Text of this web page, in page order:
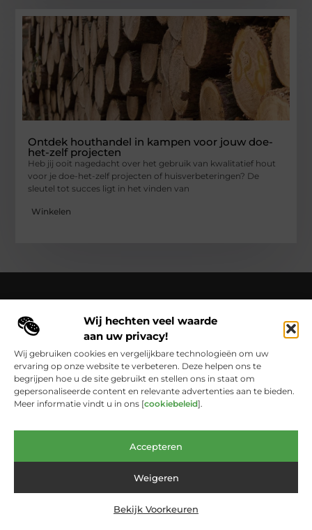
Wij hechten veel waarde
aan uw privacy!
Wij gebruiken cookies en vergelijkbare technologieën om uw
ervaring op onze website te verbeteren. Deze helpen ons te
begrijpen hoe u de site gebruikt en stellen ons in staat om
gepersonaliseerde content en relevante advertenties aan te bieden.
Meer informatie vindt u in ons [cookiebeleid].
Accepteren
Weigeren
Bekijk Voorkeuren
Ontdek houthandel in kampen voor jouw doe-
het-zelf projecten
Heb jij ooit nagedacht over het gebruik van kwalitatief hout
voor je doe-het-zelf projecten of huisverbeteringen? De
sleutel tot succes ligt in het vinden van
Winkelen
Over Cloaca de Film
Cloacadefilm.nl – Een wereld van inspiratie, vastgelegd in
woorden en beelden.
Verken onze blogs en artikelen die het
dagelijks leven vastleggen en in een nieuw licht zetten.
Bericht categorie
@2025 www.cloacadefilm.nl. All Right Reserved.